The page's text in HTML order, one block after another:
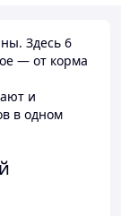
Здесь 6
— от корма
и
в одном